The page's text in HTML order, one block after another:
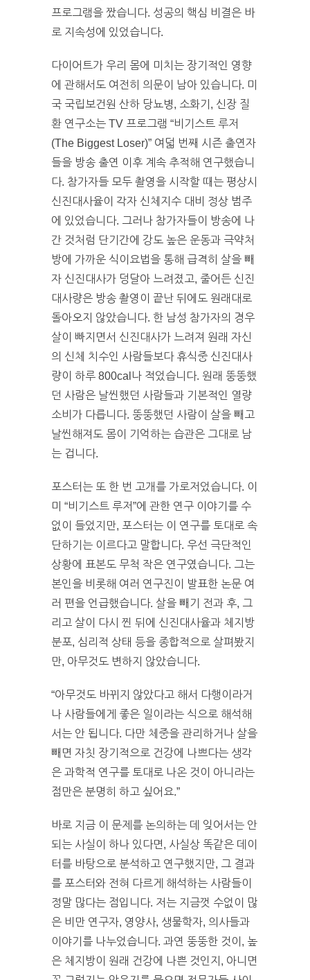
프로그램을 짰습니다. 성공의 핵심 비결은 바
로 지속성에 있었습니다.
다이어트가 우리 몸에 미치는 장기적인 영향
에 관해서도 여전히 의문이 남아 있습니다. 미
국 국립보건원 산하 당뇨병, 소화기, 신장 질
환 연구소는 TV 프로그램 “비기스트 루저
(The Biggest Loser)” 여덟 번째 시즌 출연자
들을 방송 출연 이후 계속 추적해 연구했습니
다. 참가자들 모두 촬영을 시작할 때는 평상시
신진대사율이 각자 신체지수 대비 정상 범주
에 있었습니다. 그러나 참가자들이 방송에 나
간 것처럼 단기간에 강도 높은 운동과 극약처
방에 가까운 식이요법을 통해 급격히 살을 빼
자 신진대사가 덩달아 느려졌고, 줄어든 신진
대사량은 방송 촬영이 끝난 뒤에도 원래대로
돌아오지 않았습니다. 한 남성 참가자의 경우
살이 빠지면서 신진대사가 느려져 원래 자신
의 신체 치수인 사람들보다 휴식중 신진대사
량이 하루 800cal나 적었습니다. 원래 뚱뚱했
던 사람은 날씬했던 사람들과 기본적인 열량
소비가 다릅니다. 뚱뚱했던 사람이 살을 빼고
날씬해져도 몸이 기억하는 습관은 그대로 남
는 겁니다.
포스터는 또 한 번 고개를 가로저었습니다. 이
미 “비기스트 루저”에 관한 연구 이야기를 수
없이 들었지만, 포스터는 이 연구를 토대로 속
단하기는 이르다고 말합니다. 우선 극단적인
상황에 표본도 무척 작은 연구였습니다. 그는
본인을 비롯해 여러 연구진이 발표한 논문 여
러 편을 언급했습니다. 살을 빼기 전과 후, 그
리고 살이 다시 찐 뒤에 신진대사율과 체지방
분포, 심리적 상태 등을 종합적으로 살펴봤지
만, 아무것도 변하지 않았습니다.
“아무것도 바뀌지 않았다고 해서 다행이라거
나 사람들에게 좋은 일이라는 식으로 해석해
서는 안 됩니다. 다만 체중을 관리하거나 살을
빼면 자칫 장기적으로 건강에 나쁘다는 생각
은 과학적 연구를 토대로 나온 것이 아니라는
점만은 분명히 하고 싶어요.”
바로 지금 이 문제를 논의하는 데 잊어서는 안
되는 사실이 하나 있다면, 사실상 똑같은 데이
터를 바탕으로 분석하고 연구했지만, 그 결과
를 포스터와 전혀 다르게 해석하는 사람들이
정말 많다는 점입니다. 저는 지금껏 수없이 많
은 비만 연구자, 영양사, 생물학자, 의사들과
이야기를 나누었습니다. 과연 뚱뚱한 것이, 높
은 체지방이 원래 건강에 나쁜 것인지, 아니면